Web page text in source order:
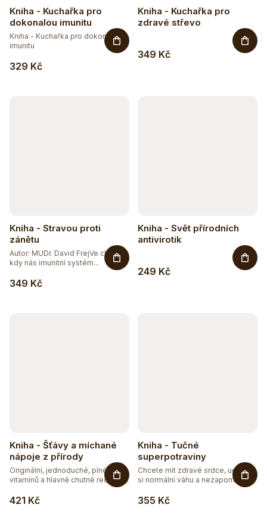
Kniha - Kuchařka pro
dokonalou imunitu
329 Kč
Kniha - Kuchařka pro dokonalou
imunitu
Kniha - Kuchařka pro
zdravé střevo
349 Kč
Kniha - Stravou proti
zánětu
349 Kč
Autor: MUDr. David FrejVe chvíli,
kdy nás imunitní systém...
Kniha - Svět přírodních
antivirotik
249 Kč
Kniha - Šťávy a míchané
nápoje z přírody
421 Kč
Originální, jednoduché, plné
vitamínů a hlavně chutné recepty...
Kniha - Tučné
superpotraviny
355 Kč
Chcete mít zdravé srdce, udržet
si normální váhu a nezapomínat...